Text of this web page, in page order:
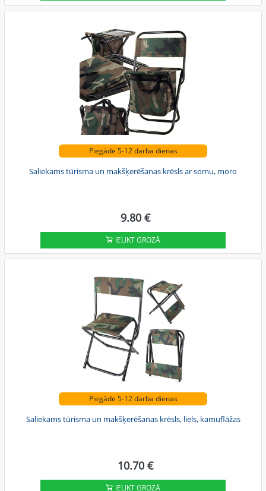
Piegāde 5-12 darba dienas
Saliekams tūrisma un makšķerēšanas krēsls ar somu, moro
9.80 €
IELIKT GROZĀ
Piegāde 5-12 darba dienas
Saliekams tūrisma un makšķerēšanas krēsls, liels, kamuflāžas
10.70 €
IELIKT GROZĀ